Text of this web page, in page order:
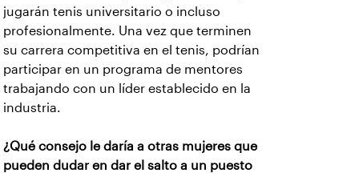
jugarán tenis universitario o incluso
profesionalmente. Una vez que terminen
su carrera competitiva en el tenis, podrían
participar en un programa de mentores
trabajando con un líder establecido en la
industria.
¿Qué consejo le daría a otras mujeres que
pueden dudar en dar el salto a un puesto